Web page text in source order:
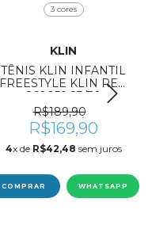
3 cores
KLIN
TÊNIS KLIN INFANTIL
FREESTYLE KLIN REF:
260059 23/30
R$189,90
R$169,90
4x de R$42,48 sem juros
COMPRAR WHATSAPP